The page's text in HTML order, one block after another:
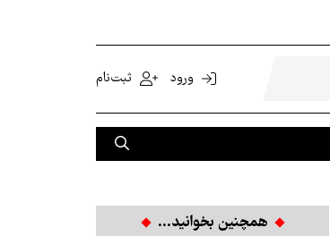
ورود ثبت‌نام
همچنین بخوانید...